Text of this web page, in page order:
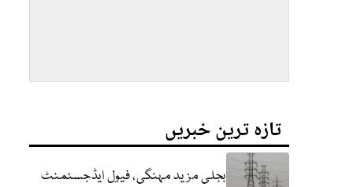
تازہ ترین خبریں
بجلی مزید مہنگی، فیول ایڈجسٹمنٹ